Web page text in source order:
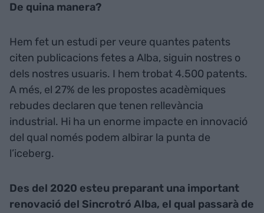
De quina manera?
Hem fet un estudi per veure quantes patents
citen publicacions fetes a Alba, siguin nostres o
dels nostres usuaris. I hem trobat 4.500 patents.
A més, el 27% de les propostes acadèmiques
rebudes declaren que tenen rellevància
industrial. Hi ha un enorme impacte en innovació
del qual només podem albirar la punta de
l’iceberg.
Des del 2020 esteu preparant una important
renovació del Sincrotró Alba, el qual passarà de